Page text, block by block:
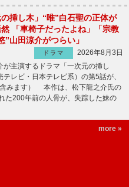
の挿し木」“唯”白石聖の正体が
「車椅子だったよね」「宗教
”山田涼介がつらい」
ドラマ
2026年8月3日
主演するドラマ「一次元の挿し
テレビ・日本テレビ系）の第5話が、
みます） 本作は、松下龍之介氏の
た200年前の人骨が、失踪した妹の
more »